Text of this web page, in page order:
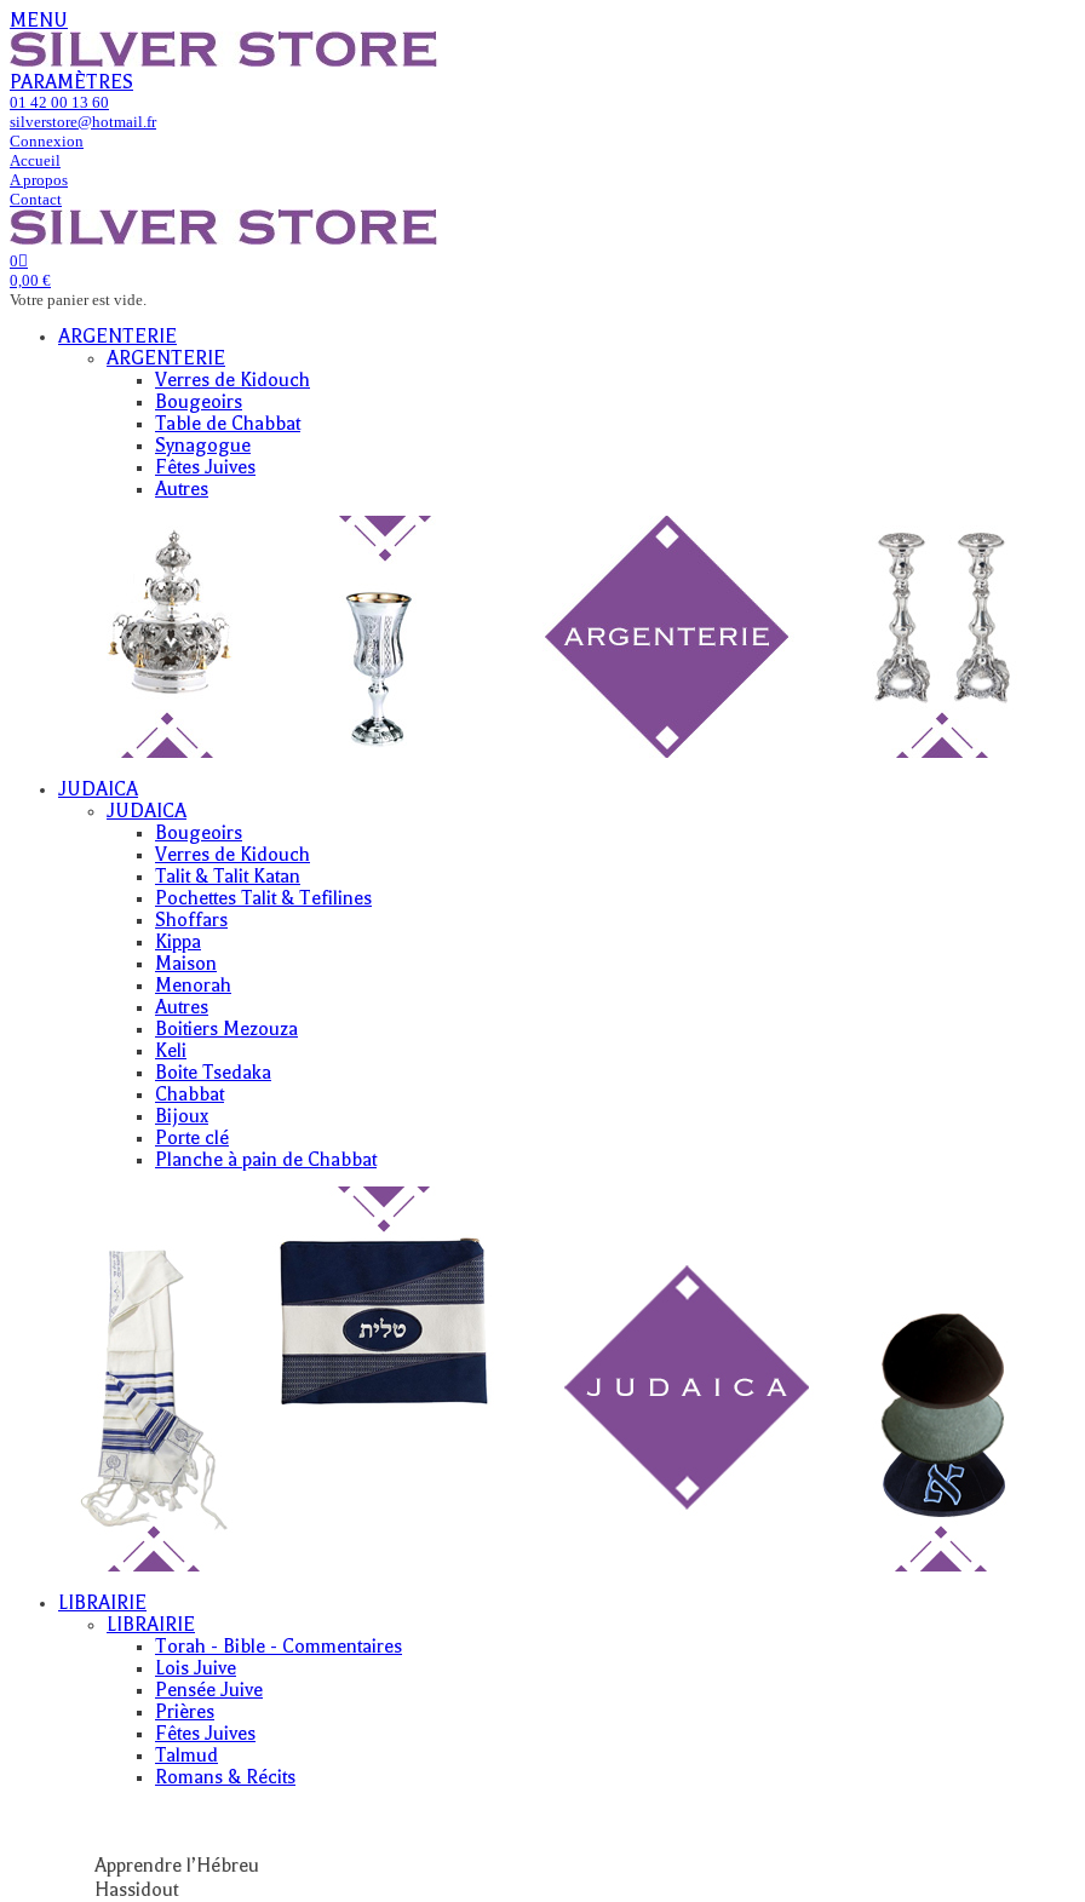
MENU
PARAMÈTRES
01 42 00 13 60
silverstore@hotmail.fr
Connexion
Accueil
A propos
Contact
0
0,00 €
Votre panier est vide.
ARGENTERIE
ARGENTERIE
Verres de Kidouch
Bougeoirs
Table de Chabbat
Synagogue
Fêtes Juives
Autres
JUDAICA
JUDAICA
Bougeoirs
Verres de Kidouch
Talit & Talit Katan
Pochettes Talit & Tefilines
Shoffars
Kippa
Maison
Menorah
Autres
Boitiers Mezouza
Keli
Boite Tsedaka
Chabbat
Bijoux
Porte clé
Planche à pain de Chabbat
LIBRAIRIE
LIBRAIRIE
Torah - Bible - Commentaires
Lois Juive
Pensée Juive
Prières
Fêtes Juives
Talmud
Romans & Récits
Apprendre l’Hébreu
Hassidout